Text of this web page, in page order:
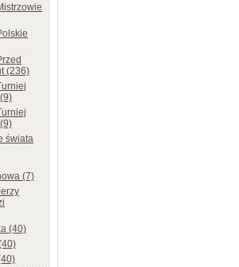
(236)
świata
(7)
(40)